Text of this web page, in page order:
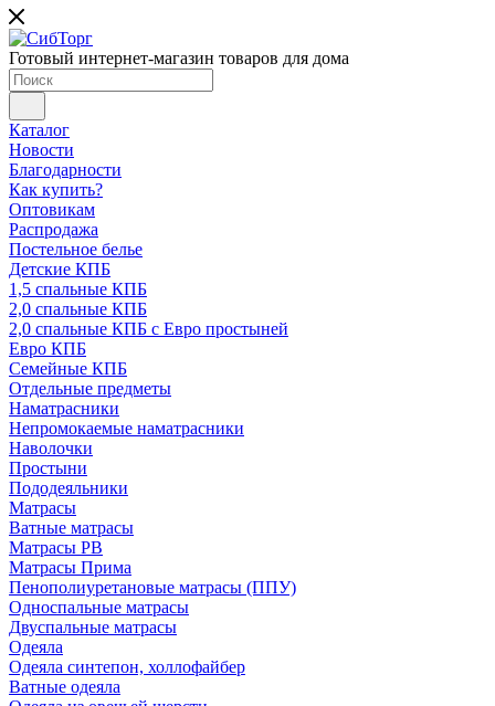
Готовый интернет-магазин товаров для дома
Каталог
Новости
Благодарности
Как купить?
Оптовикам
Распродажа
Постельное белье
Детские КПБ
1,5 спальные КПБ
2,0 спальные КПБ
2,0 спальные КПБ с Евро простыней
Евро КПБ
Семейные КПБ
Отдельные предметы
Наматрасники
Непромокаемые наматрасники
Наволочки
Простыни
Пододеяльники
Матрасы
Ватные матрасы
Матрасы РВ
Матрасы Прима
Пенополиуретановые матрасы (ППУ)
Односпальные матрасы
Двуспальные матрасы
Одеяла
Одеяла синтепон, холлофайбер
Ватные одеяла